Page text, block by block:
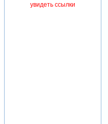
увидеть ссылки